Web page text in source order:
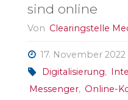
sind online
Von Clearingstelle
17. November 2022
Digitalisierung,
Messenger, Online-